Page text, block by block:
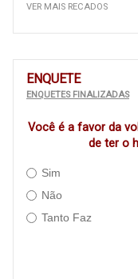
obrigada att gisele
Bom dia, gostaria de
nossa cidade de
essas ruas que quando
precisa recapear,
da escola filinto Müller
naquela região e as
amortecedores dos
cadê a Adm municipal,
VER MAIS RECADOS
ENQUETE
ENQUETES FINALIZADAS
Você é a favor da
de ter o
Sim
Não
Tanto Faz